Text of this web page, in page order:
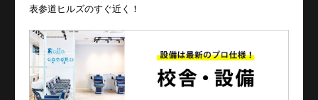
表参道ヒルズのすぐ近く！